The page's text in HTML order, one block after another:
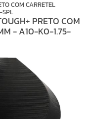
COM CARRETEL
SPL
PRETO COM
- A10-K0-1.75-